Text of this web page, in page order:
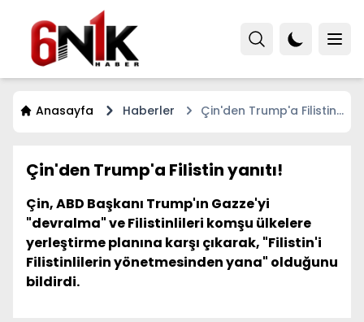
Anasayfa Haberler
Çin'den Trump'a Filistin
Çin'den Trump'a Filistin yanıtı!
Çin, ABD Başkanı Trump'ın Gazze'yi
"devralma" ve Filistinlileri komşu ülkelere
yerleştirme planına karşı çıkarak, "Filistin'i
Filistinlilerin yönetmesinden yana" olduğunu
bildirdi.